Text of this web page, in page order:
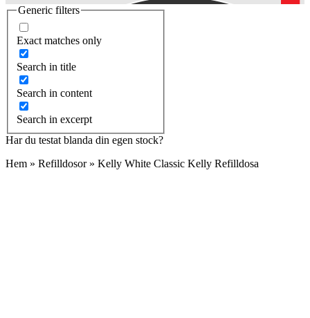
Generic filters
Exact matches only
Search in title
Search in content
Search in excerpt
Har du testat blanda din egen stock?
Hem » Refilldosor» Kelly White Classic Kelly Refilldosa